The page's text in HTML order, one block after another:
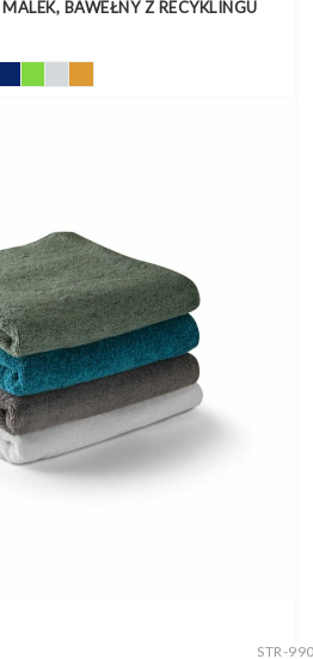
BAWEŁNY Z RECYKLINGU
STR-